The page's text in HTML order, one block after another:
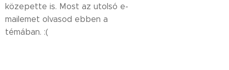
közepette is. Most az utolsó e-
mailemet olvasod ebben a
témában. :(